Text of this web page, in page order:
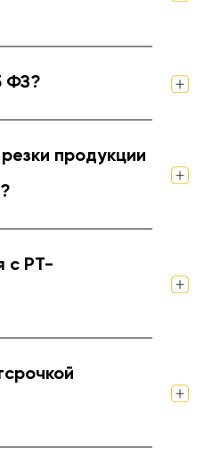
ФЗ?
продукции
с РТ-